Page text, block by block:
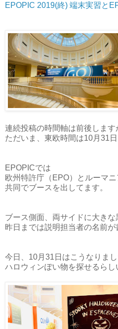
EPOPIC 2019(終) 端末実習と
連続投稿の時間軸は前後します
ただいま、東欧時間は10月31
EPOPICでは
欧州特許庁（EPO）とルーマ
共同でブースを出してます。
ブース側面、両サイドに大きな
昨日までは説明担当者の名前
今日、10月31日はこうなりまし
ハロウィンぽい物を探せるらし